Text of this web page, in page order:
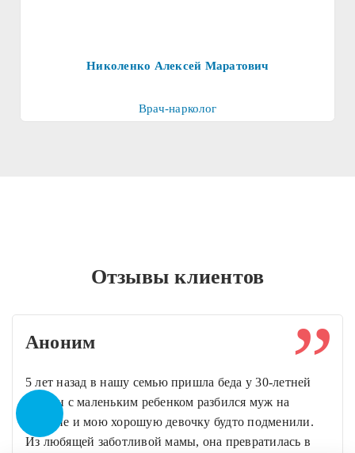
Николенко Алексей Маратович
Врач-нарколог
Отзывы клиентов
Аноним
5 лет назад в нашу семью пришла беда у 30-летней
дочери с маленьким ребенком разбился муж на
машине и мою хорошую девочку будто подменили.
Из любящей заботливой мамы, она превратилась в